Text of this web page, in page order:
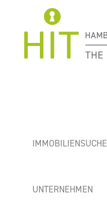
IMMOBILIENSUCHE
UNTERNEHMEN
„EMPORIO
BÜROS MIT